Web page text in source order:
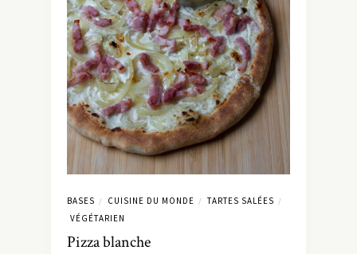
BASES / CUISINE DU MONDE / TARTES SALÉES /
VÉGÉTARIEN
Pizza blanche